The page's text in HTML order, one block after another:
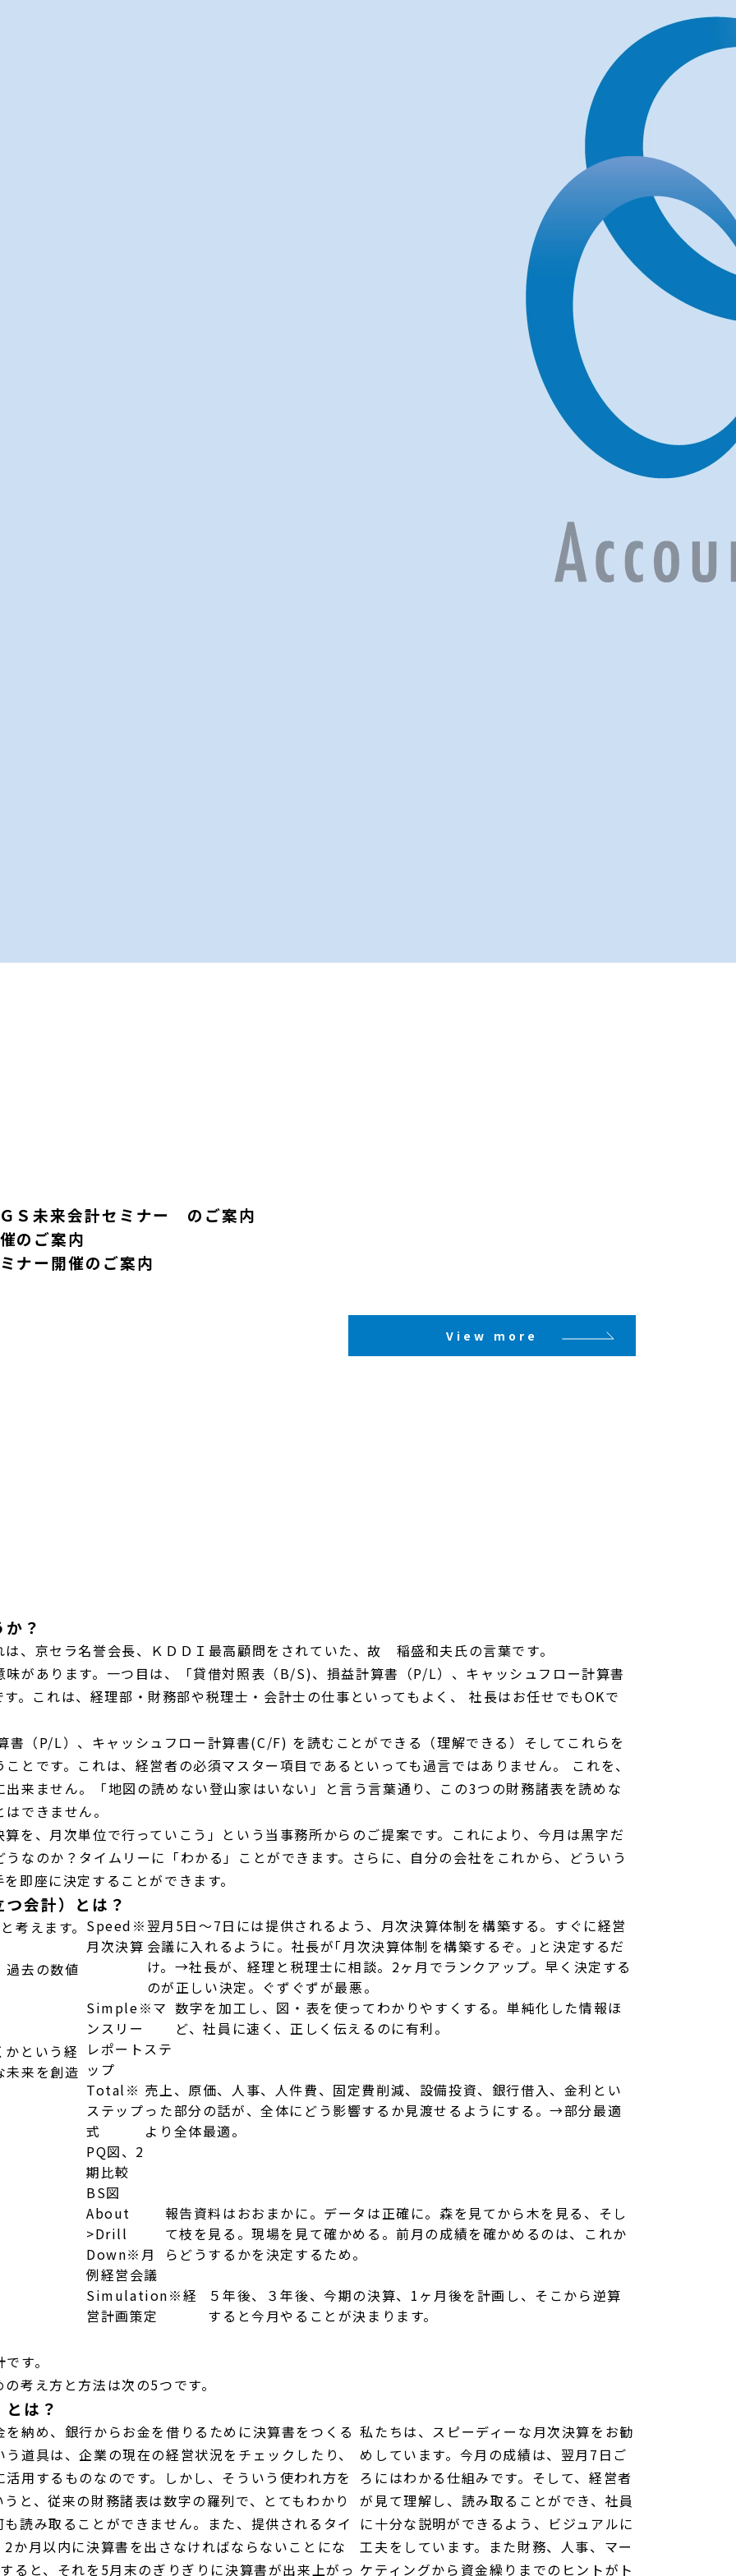
Ｓ未来会計セミナー のご案内
のご案内
ナー開催のご案内
View more
？
、京セラ名誉会長、ＫＤＤＩ最高顧問をされていた、故 稲盛和夫氏の言葉です。
があります。一つ目は、「貸借対照表（B/S)、損益計算書（P/L）、キャッシュフロー計算書
。これは、経理部・財務部や税理士・会計士の仕事といってもよく、 社長はお任せでもOKで
（P/L）、キャッシュフロー計算書(C/F) を読むことができる（理解できる）そしてこれらを
とです。これは、経営者の必須マスター項目であるといっても過言ではありません。 これを、
来ません。「地図の読めない登山家はいない」と言う言葉通り、この3つの財務諸表を読めな
できません。
を、月次単位で行っていこう」という当事務所からのご提案です。これにより、今月は黒字だ
なのか？タイムリーに「わかる」ことができます。さらに、自分の会社をこれから、どういう
即座に決定することができます。
会計）とは？
考えます。
過去の数値
という経
未来を創造
Speed ※
月次決算
翌月5日～7日には提供されるよう、月次決算体制を構築する。すぐに経営
会議に入れるように。社長が｢月次決算体制を構築するぞ。｣と決定するだ
け。→社長が、経理と税理士に相談。2ヶ月でランクアップ。早く決定する
のが正しい決定。ぐずぐずが最悪。
Simple※マ
ンスリー
レポートステ
ップ
数字を加工し、図・表を使ってわかりやすくする。単純化した情報ほ
ど、社員に速く、正しく伝えるのに有利。
Total ※
ステップ
式
PQ図、2
期比較
BS図
売上、原価、人事、人件費、固定費削減、設備投資、銀行借入、金利とい
った部分の話が、全体にどう影響するか見渡せるようにする。→部分最適
より全体最適。
About
>Drill
Down※月
例経営会議
報告資料はおおまかに。データは正確に。森を見てから木を見る、そし
て枝を見る。現場を見て確かめる。前月の成績を確かめるのは、これか
らどうするかを決定するため。
Simulation※経
営計画策定
５年後、３年後、今期の決算、1ヶ月後を計画し、そこから逆算
すると今月やることが決まります。
す。
考え方と方法は次の5つです。
は？
納め、銀行からお金を借りるために決算書をつくる
道具は、企業の現在の経営状況をチェックしたり、
用するものなのです。しかし、そういう使われ方を
と、従来の財務諸表は数字の羅列で、とてもわかり
読み取ることができません。また、提供されるタイ
か月以内に決算書を出さなければならないことにな
ると、それを5月末のぎりぎりに決算書が出来上がっ
私たちは、スピーディーな月次決算をお勧
めしています。今月の成績は、翌月7日ご
ろにはわかる仕組みです。そして、経営者
が見て理解し、読み取ることができ、社員
に十分な説明ができるよう、ビジュアルに
工夫をしています。また財務、人事、マー
ケティングから資金繰りまでのヒントがト